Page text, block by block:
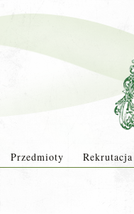
Przedmioty Rekrutacja